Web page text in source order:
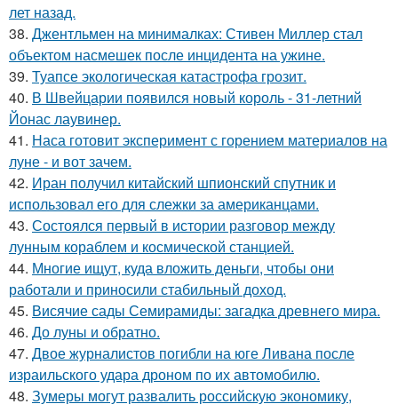
лет назад.
38. Джентльмен на минималках: Стивен Миллер стал
объектом насмешек после инцидента на ужине.
39. Туапсе экологическая катастрофа грозит.
40. В Швейцарии появился новый король - 31-летний
Йонас лаувинер.
41. Наса готовит эксперимент с горением материалов на
луне - и вот зачем.
42. Иран получил китайский шпионский спутник и
использовал его для слежки за американцами.
43. Состоялся первый в истории разговор между
лунным кораблем и космической станцией.
44. Многие ищут, куда вложить деньги, чтобы они
работали и приносили стабильный доход.
45. Висячие сады Семирамиды: загадка древнего мира.
46. До луны и обратно.
47. Двое журналистов погибли на юге Ливана после
израильского удара дроном по их автомобилю.
48. Зумеры могут развалить российскую экономику,